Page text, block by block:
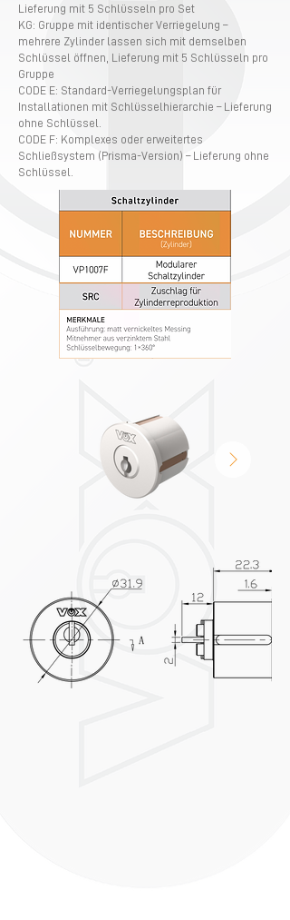
Lieferung mit 5 Schlüsseln pro Set
KG: Gruppe mit identischer Verriegelung –
mehrere Zylinder lassen sich mit demselben
Schlüssel öffnen, Lieferung mit 5 Schlüsseln pro
Gruppe
CODE E: Standard-Verriegelungsplan für
Installationen mit Schlüsselhierarchie – Lieferung
ohne Schlüssel.
CODE F: Komplexes oder erweitertes
Schließsystem (Prisma-Version) – Lieferung ohne
Schlüssel.